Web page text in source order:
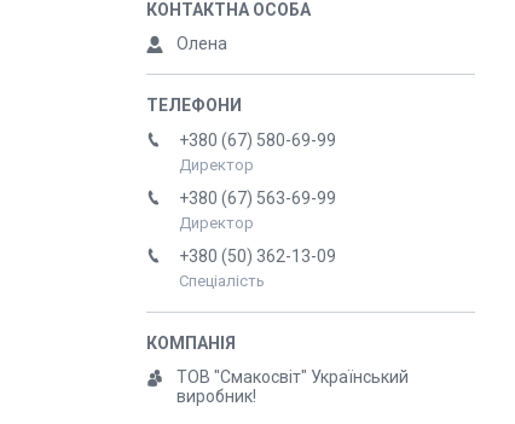
Олена
+380 (67) 580-69-99
Директор
+380 (67) 563-69-99
Директор
+380 (50) 362-13-09
Спеціалість
ТОВ "Смакосвіт" Український
виробник!